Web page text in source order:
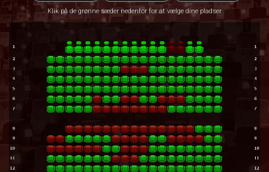
Klik på de grønne sæder nedenfor for at vælge dine pladser